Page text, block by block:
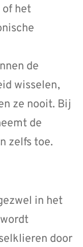
het
de
wisselen,
ze nooit. Bij
de
zelfs toe.
in het
door